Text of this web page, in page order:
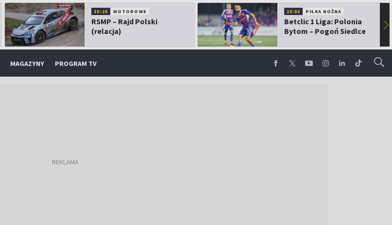
15:25 MOTOROWE
RSMP – Rajd Polski
(relacja)
15:53 PIŁKA NOŻNA
Betclic 1 Liga: Polonia
Bytom – Pogoń Siedlce
▶
MAGAZYNY PROGRAM TV